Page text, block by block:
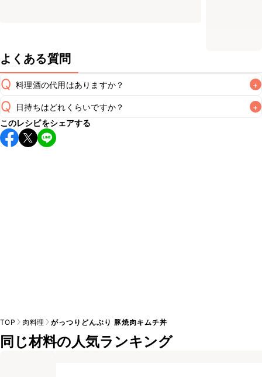
よくある質問
Q 料理酒の代用はありますか？ +
A
Q 日持ちはどれくらいですか？ +
こちらのレシピは出来たてをお召し上がりいただくことをお
すすめします。
このレシピをシェアする
TOP 肉料理 がっつりどんぶり 豚焼肉キムチ丼
同じ材料の人気ランキング